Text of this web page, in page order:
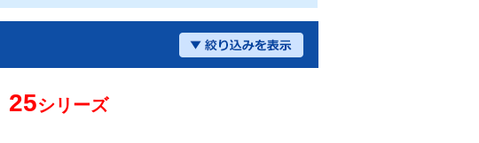
25シリーズ